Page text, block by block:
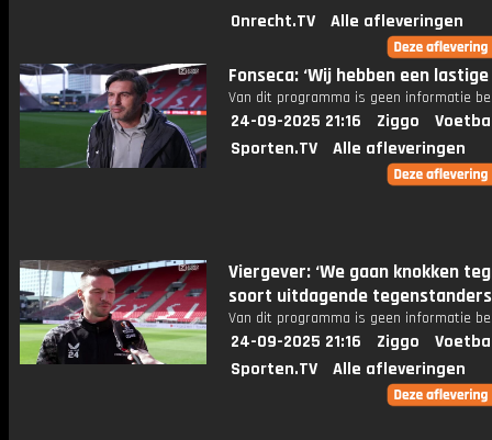
Onrecht.TV
Alle afleveringen
Fonseca: ‘Wij hebben een
Van dit programma is geen informatie
24-09-2025 21:16 Ziggo
Sporten.TV
Alle afleveringen
Viergever: ‘We gaan knokken
soort uitdagende
Van dit programma is geen informatie
24-09-2025 21:16 Ziggo
Sporten.TV
Alle afleveringen